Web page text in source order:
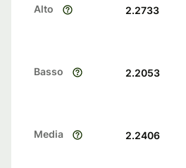
Alto 2.2733
Basso 2.2053
Media 2.2406